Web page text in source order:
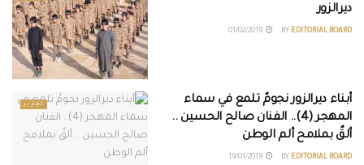
ديرالزور
BY EDITORIAL BOARD
تقارير
أبناء ديرالزور نجومٌ تلمع في سماء
المهجر (4).. الفنان صالح الحسين ..
ألقٌ بملامح ألم الوطن
BY EDITORIAL BOARD